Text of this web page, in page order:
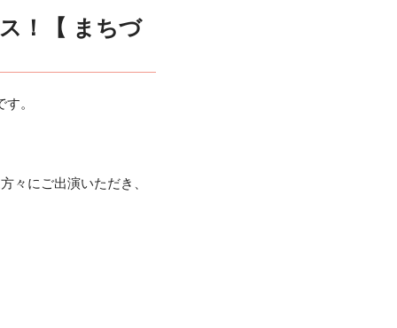
！【 まちづ
。
々にご出演いただき、